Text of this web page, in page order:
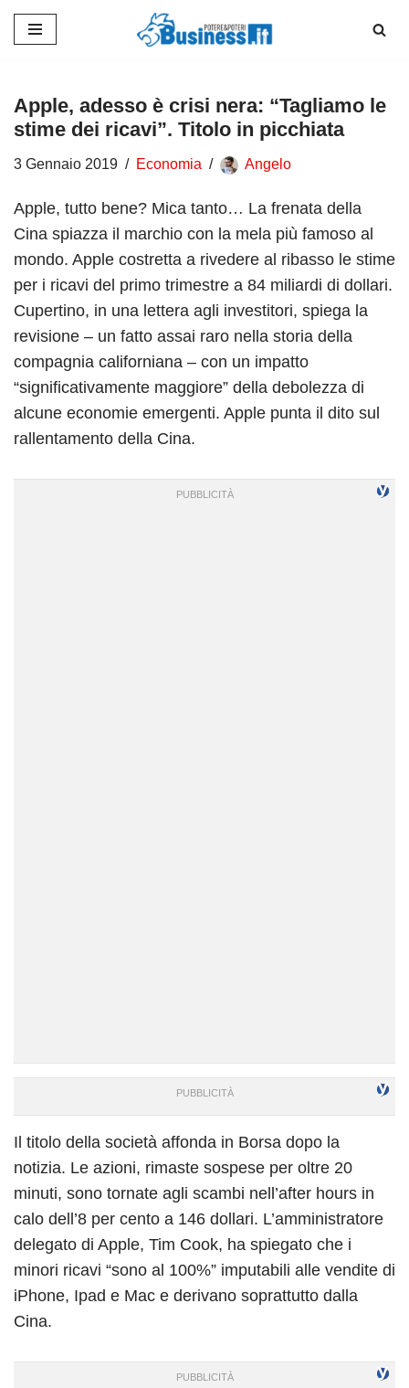
contenuto
Apple, adesso è crisi nera: “Tagliamo le
stime dei ricavi”. Titolo in picchiata
3 Gennaio 2019 Economia Angelo
Apple, tutto bene? Mica tanto… La frenata della
Cina spiazza il marchio con la mela più famoso al
mondo. Apple costretta a rivedere al ribasso le stime
per i ricavi del primo trimestre a 84 miliardi di dollari.
Cupertino, in una lettera agli investitori, spiega la
revisione – un fatto assai raro nella storia della
compagnia californiana – con un impatto
“significativamente maggiore” della debolezza di
alcune economie emergenti. Apple punta il dito sul
rallentamento della Cina.
Il titolo della società affonda in Borsa dopo la
notizia. Le azioni, rimaste sospese per oltre 20
minuti, sono tornate agli scambi nell’after hours in
calo dell’8 per cento a 146 dollari. L’amministratore
delegato di Apple, Tim Cook, ha spiegato che i
minori ricavi “sono al 100%” imputabili alle vendite di
iPhone, Ipad e Mac e derivano soprattutto dalla
Cina.